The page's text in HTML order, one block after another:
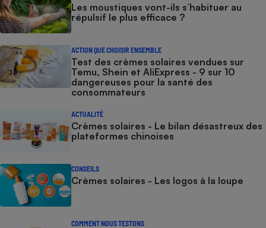
Les moustiques vont-ils s’habituer au
répulsif le plus efficace ?
ACTION QUE CHOISIR ENSEMBLE
Test des crèmes solaires vendues sur
Temu, Shein et AliExpress - 9 sur 10
dangereuses pour la santé des
consommateurs
ACTUALITÉ
Crèmes solaires - Le bilan désastreux des
plateformes chinoises
CONSEILS
Crèmes solaires - Les logos à la loupe
COMMENT NOUS TESTONS